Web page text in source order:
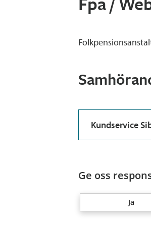
Kundservice
Ge oss
Ja